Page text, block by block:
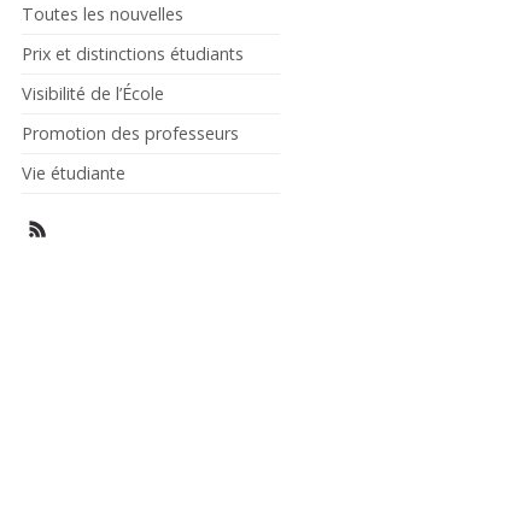
Toutes les nouvelles
Prix et distinctions étudiants
Visibilité de l’École
Promotion des professeurs
Vie étudiante